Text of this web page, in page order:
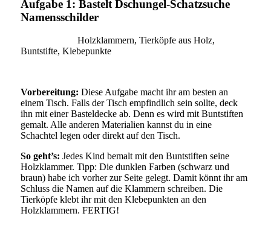
Aufgabe 1: Bastelt Dschungel-Schatzsuche
Namensschilder
Holzklammern, Tierköpfe aus Holz,
Buntstifte, Klebepunkte
Vorbereitung: Diese Aufgabe macht ihr am besten an
einem Tisch. Falls der Tisch empfindlich sein sollte, deck
ihn mit einer Basteldecke ab. Denn es wird mit Buntstiften
gemalt. Alle anderen Materialien kannst du in eine
Schachtel legen oder direkt auf den Tisch.
So geht’s: Jedes Kind bemalt mit den Buntstiften seine
Holzklammer. Tipp: Die dunklen Farben (schwarz und
braun) habe ich vorher zur Seite gelegt. Damit könnt ihr am
Schluss die Namen auf die Klammern schreiben. Die
Tierköpfe klebt ihr mit den Klebepunkten an den
Holzklammern. FERTIG!